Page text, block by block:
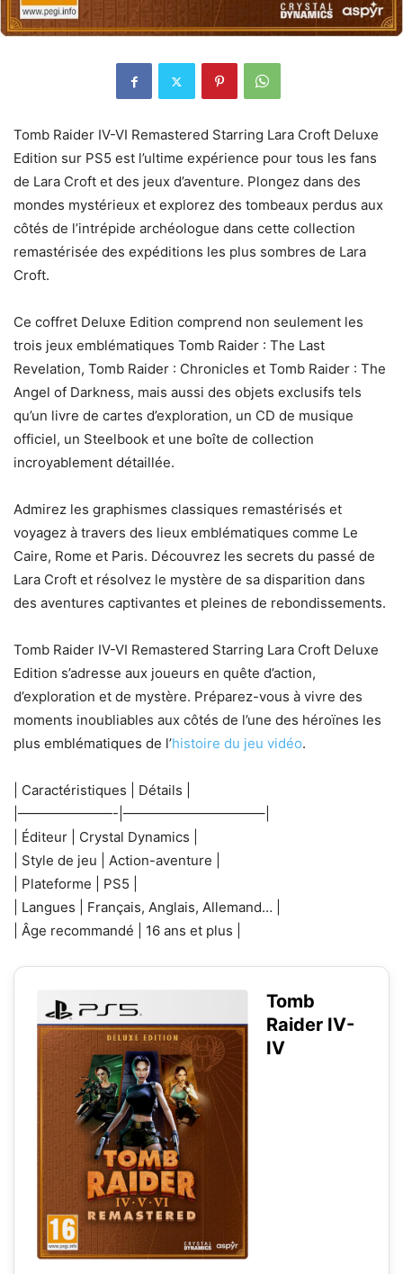
Tomb Raider IV-VI Remastered Starring Lara Croft Deluxe
Edition sur PS5 est l’ultime expérience pour tous les fans
de Lara Croft et des jeux d’aventure. Plongez dans des
mondes mystérieux et explorez des tombeaux perdus aux
côtés de l’intrépide archéologue dans cette collection
remastérisée des expéditions les plus sombres de Lara
Croft.
Ce coffret Deluxe Edition comprend non seulement les
trois jeux emblématiques Tomb Raider : The Last
Revelation, Tomb Raider : Chronicles et Tomb Raider : The
Angel of Darkness, mais aussi des objets exclusifs tels
qu’un livre de cartes d’exploration, un CD de musique
officiel, un Steelbook et une boîte de collection
incroyablement détaillée.
Admirez les graphismes classiques remastérisés et
voyagez à travers des lieux emblématiques comme Le
Caire, Rome et Paris. Découvrez les secrets du passé de
Lara Croft et résolvez le mystère de sa disparition dans
des aventures captivantes et pleines de rebondissements.
Tomb Raider IV-VI Remastered Starring Lara Croft Deluxe
Edition s’adresse aux joueurs en quête d’action,
d’exploration et de mystère. Préparez-vous à vivre des
moments inoubliables aux côtés de l’une des héroïnes les
plus emblématiques de l’histoire du jeu vidéo.
| Caractéristiques | Détails |
|———————-|——————————–|
| Éditeur | Crystal Dynamics |
| Style de jeu | Action-aventure |
| Plateforme | PS5 |
| Langues | Français, Anglais, Allemand… |
| Âge recommandé | 16 ans et plus |
Tomb
Raider IV-
IV